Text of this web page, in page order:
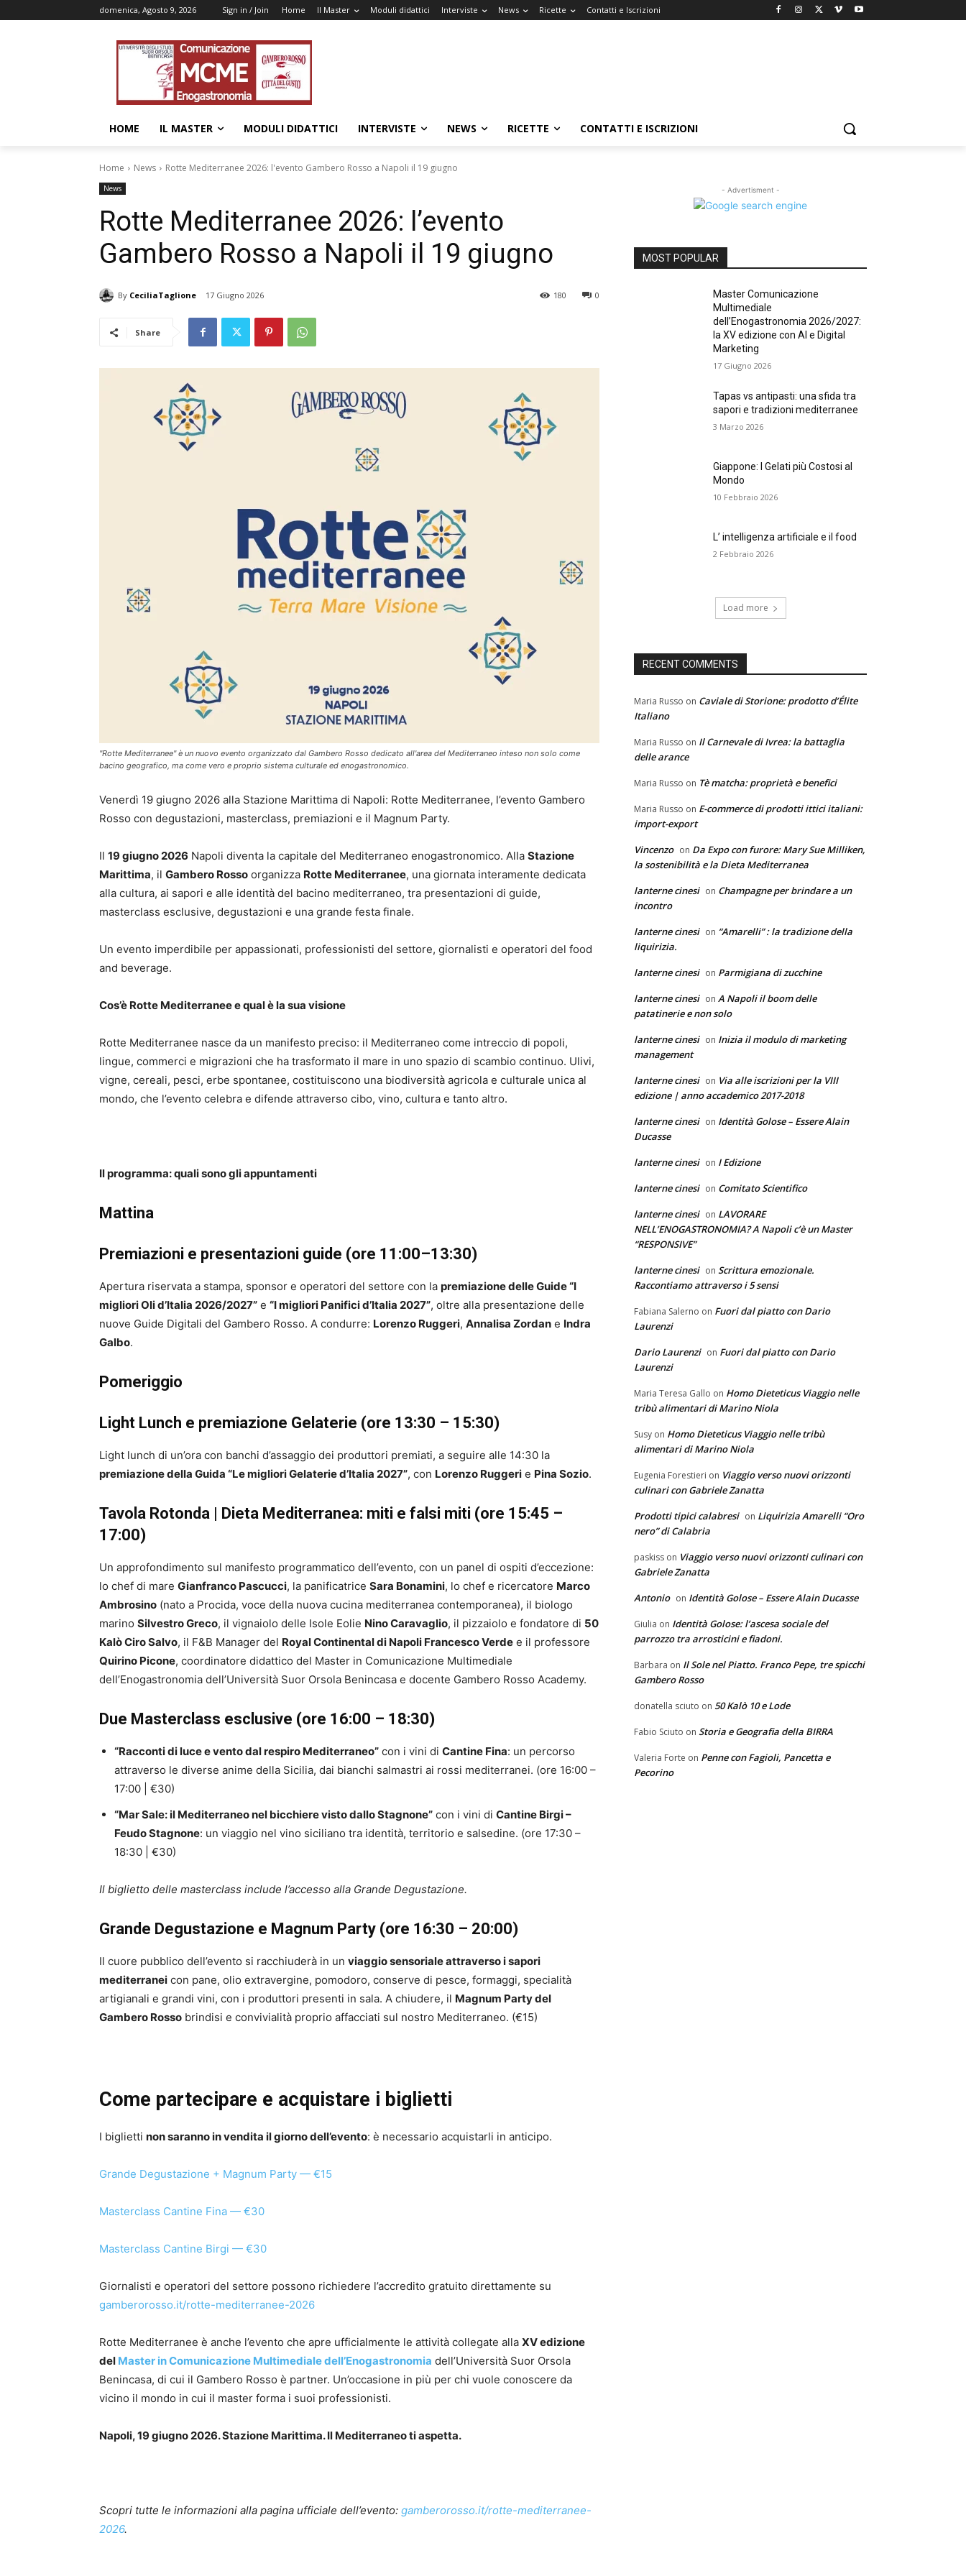
domenica, Agosto 9, 2026 Sign in / Join Home Il Master Moduli didattici Interviste News Ricette Contatti e Iscrizioni
HOME IL MASTER MODULI DIDATTICI INTERVISTE NEWS RICETTE CONTATTI E ISCRIZIONI
Home News Rotte Mediterranee 2026: l'evento Gambero Rosso a Napoli il 19 giugno
News
Rotte Mediterranee 2026: l’evento
Gambero Rosso a Napoli il 19 giugno
By CeciliaTaglione 17 Giugno 2026 0
180
Share
"Rotte Mediterranee" è un nuovo evento organizzato dal Gambero Rosso dedicato all'area del Mediterraneo inteso non solo come
bacino geografico, ma come vero e proprio sistema culturale ed enogastronomico.
Venerdì 19 giugno 2026 alla Stazione Marittima di Napoli: Rotte Mediterranee, l’evento Gambero
Rosso con degustazioni, masterclass, premiazioni e il Magnum Party.
Il 19 giugno 2026 Napoli diventa la capitale del Mediterraneo enogastronomico. Alla Stazione
Marittima, il Gambero Rosso organizza Rotte Mediterranee, una giornata interamente dedicata
alla cultura, ai sapori e alle identità del bacino mediterraneo, tra presentazioni di guide,
masterclass esclusive, degustazioni e una grande festa finale.
Un evento imperdibile per appassionati, professionisti del settore, giornalisti e operatori del food
and beverage.
Cos’è Rotte Mediterranee e qual è la sua visione
Rotte Mediterranee nasce da un manifesto preciso: il Mediterraneo come intreccio di popoli,
lingue, commerci e migrazioni che ha trasformato il mare in uno spazio di scambio continuo. Ulivi,
vigne, cereali, pesci, erbe spontanee, costituiscono una biodiversità agricola e culturale unica al
mondo, che l’evento celebra e difende attraverso cibo, vino, cultura e tanto altro.
Il programma: quali sono gli appuntamenti
Mattina
Premiazioni e presentazioni guide (ore 11:00–13:30)
Apertura riservata a stampa, sponsor e operatori del settore con la premiazione delle Guide “I
migliori Oli d’Italia 2026/2027” e “I migliori Panifici d’Italia 2027”, oltre alla presentazione delle
nuove Guide Digitali del Gambero Rosso. A condurre: Lorenzo Ruggeri, Annalisa Zordan e Indra
Galbo.
Pomeriggio
Light Lunch e premiazione Gelaterie (ore 13:30 – 15:30)
Light lunch di un’ora con banchi d’assaggio dei produttori premiati, a seguire alle 14:30 la
premiazione della Guida “Le migliori Gelaterie d’Italia 2027”, con Lorenzo Ruggeri e Pina Sozio.
Tavola Rotonda | Dieta Mediterranea: miti e falsi miti (ore 15:45 –
17:00)
Un approfondimento sul manifesto programmatico dell’evento, con un panel di ospiti d’eccezione:
lo chef di mare Gianfranco Pascucci, la panificatrice Sara Bonamini, lo chef e ricercatore Marco
Ambrosino (nato a Procida, voce della nuova cucina mediterranea contemporanea), il biologo
marino Silvestro Greco, il vignaiolo delle Isole Eolie Nino Caravaglio, il pizzaiolo e fondatore di 50
Kalò Ciro Salvo, il F&B Manager del Royal Continental di Napoli Francesco Verde e il professore
Quirino Picone, coordinatore didattico del Master in Comunicazione Multimediale
dell’Enogastronomia dell’Università Suor Orsola Benincasa e docente Gambero Rosso Academy.
Due Masterclass esclusive (ore 16:00 – 18:30)
“Racconti di luce e vento dal respiro Mediterraneo” con i vini di Cantine Fina: un percorso
attraverso le diverse anime della Sicilia, dai bianchi salmastri ai rossi mediterranei. (ore 16:00 –
17:00 | €30)
“Mar Sale: il Mediterraneo nel bicchiere visto dallo Stagnone” con i vini di Cantine Birgi –
Feudo Stagnone: un viaggio nel vino siciliano tra identità, territorio e salsedine. (ore 17:30 –
18:30 | €30)
Il biglietto delle masterclass include l’accesso alla Grande Degustazione.
Grande Degustazione e Magnum Party (ore 16:30 – 20:00)
Il cuore pubblico dell’evento si racchiuderà in un viaggio sensoriale attraverso i sapori
mediterranei con pane, olio extravergine, pomodoro, conserve di pesce, formaggi, specialità
artigianali e grandi vini, con i produttori presenti in sala. A chiudere, il Magnum Party del
Gambero Rosso brindisi e convivialità proprio affacciati sul nostro Mediterraneo. (€15)
Come partecipare e acquistare i biglietti
I biglietti non saranno in vendita il giorno dell’evento: è necessario acquistarli in anticipo.
Grande Degustazione + Magnum Party — €15
Masterclass Cantine Fina — €30
Masterclass Cantine Birgi — €30
Giornalisti e operatori del settore possono richiedere l’accredito gratuito direttamente su
gamberorosso.it/rotte-mediterranee-2026
Rotte Mediterranee è anche l’evento che apre ufficialmente le attività collegate alla XV edizione
del Master in Comunicazione Multimediale dell’Enogastronomia dell’Università Suor Orsola
Benincasa, di cui il Gambero Rosso è partner. Un’occasione in più per chi vuole conoscere da
vicino il mondo in cui il master forma i suoi professionisti.
Napoli, 19 giugno 2026. Stazione Marittima. Il Mediterraneo ti aspetta.
Scopri tutte le informazioni alla pagina ufficiale dell’evento: gamberorosso.it/rotte-mediterranee-
2026.
- Advertisment -
MOST POPULAR
Master Comunicazione
Multimediale
dell’Enogastronomia 2026/2027:
la XV edizione con AI e Digital
Marketing
17 Giugno 2026
Tapas vs antipasti: una sfida tra
sapori e tradizioni mediterranee
3 Marzo 2026
Giappone: I Gelati più Costosi al
Mondo
10 Febbraio 2026
L’ intelligenza artificiale e il food
2 Febbraio 2026
Load more
RECENT COMMENTS
Maria Russo on Caviale di Storione: prodotto d’Élite
Italiano
Maria Russo on Il Carnevale di Ivrea: la battaglia
delle arance
Maria Russo on Tè matcha: proprietà e benefici
Maria Russo on E-commerce di prodotti ittici italiani:
import-export
Vincenzo on Da Expo con furore: Mary Sue Milliken,
la sostenibilità e la Dieta Mediterranea
lanterne cinesi on Champagne per brindare a un
incontro
lanterne cinesi on “Amarelli” : la tradizione della
liquirizia.
lanterne cinesi on Parmigiana di zucchine
lanterne cinesi on A Napoli il boom delle
patatinerie e non solo
lanterne cinesi on Inizia il modulo di marketing
management
lanterne cinesi on Via alle iscrizioni per la VIII
edizione | anno accademico 2017-2018
lanterne cinesi on Identità Golose – Essere Alain
Ducasse
lanterne cinesi on I Edizione
lanterne cinesi on Comitato Scientifico
lanterne cinesi on LAVORARE
NELL’ENOGASTRONOMIA? A Napoli c’è un Master
“RESPONSIVE”
lanterne cinesi on Scrittura emozionale.
Raccontiamo attraverso i 5 sensi
Fabiana Salerno on Fuori dal piatto con Dario
Laurenzi
Dario Laurenzi on Fuori dal piatto con Dario
Laurenzi
Maria Teresa Gallo on Homo Dieteticus Viaggio nelle
tribù alimentari di Marino Niola
Susy on Homo Dieteticus Viaggio nelle tribù
alimentari di Marino Niola
Eugenia Forestieri on Viaggio verso nuovi orizzonti
culinari con Gabriele Zanatta
Prodotti tipici calabresi on Liquirizia Amarelli “Oro
nero” di Calabria
paskiss on Viaggio verso nuovi orizzonti culinari con
Gabriele Zanatta
Antonio on Identità Golose – Essere Alain Ducasse
Giulia on Identità Golose: l’ascesa sociale del
parrozzo tra arrosticini e fiadoni.
Barbara on Il Sole nel Piatto. Franco Pepe, tre spicchi
Gambero Rosso
donatella sciuto on 50 Kalò 10 e Lode
Fabio Sciuto on Storia e Geografia della BIRRA
Valeria Forte on Penne con Fagioli, Pancetta e
Pecorino